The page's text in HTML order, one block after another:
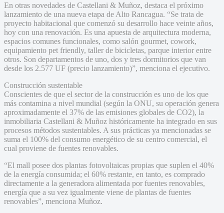
En otras novedades de Castellani & Muñoz, destaca el próximo
lanzamiento de una nueva etapa de Alto Rancagua. “Se trata de
proyecto habitacional que comenzó su desarrollo hace veinte años,
hoy con una renovación. Es una apuesta de arquitectura moderna,
espacios comunes funcionales, como salón gourmet, cowork,
equipamiento pet friendly, taller de bicicletas, parque interior entre
otros. Son departamentos de uno, dos y tres dormitorios que van
desde los 2.577 UF (precio lanzamiento)”, menciona el ejecutivo.
Construcción sustentable
Conscientes de que el sector de la construcción es uno de los que
más contamina a nivel mundial (según la ONU, su operación genera
aproximadamente el 37% de las emisiones globales de CO2), la
inmobiliaria Castellani & Muñoz históricamente ha integrado en sus
procesos métodos sustentables. A sus prácticas ya mencionadas se
suma el 100% del consumo energético de su centro comercial, el
cual proviene de fuentes renovables.
“El mall posee dos plantas fotovoltaicas propias que suplen el 40%
de la energía consumida; el 60% restante, en tanto, es comprado
directamente a la generadora alimentada por fuentes renovables,
energía que a su vez igualmente viene de plantas de fuentes
renovables”, menciona Muñoz.